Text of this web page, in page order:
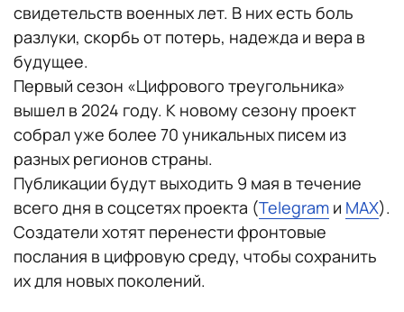
свидетельств военных лет. В них есть боль
разлуки, скорбь от потерь, надежда и вера в
будущее.
Первый сезон «Цифрового треугольника»
вышел в 2024 году. К новому сезону проект
собрал уже более 70 уникальных писем из
разных регионов страны.
Публикации будут выходить 9 мая в течение
всего дня в соцсетях проекта (Telegram и MAX).
Создатели хотят перенести фронтовые
послания в цифровую среду, чтобы сохранить
их для новых поколений.